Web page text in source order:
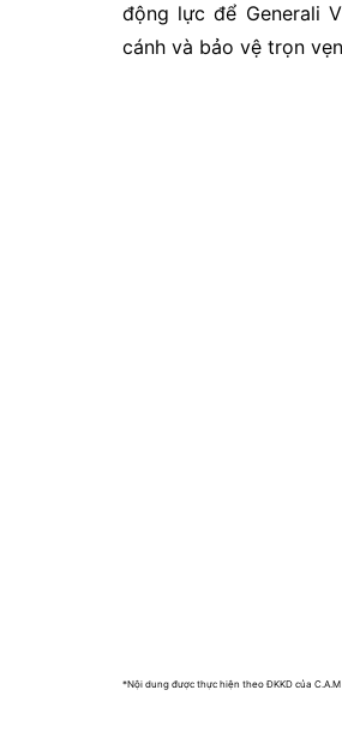
động lực để Generali
cánh và bảo vệ trọn
*Nội dung được thực hiện theo ĐKKD của